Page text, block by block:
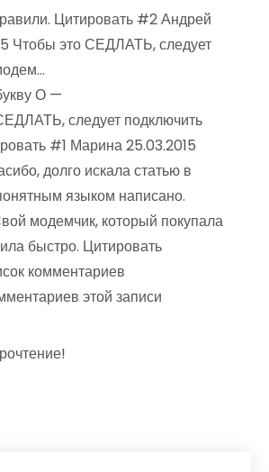
Цитировать #2 Андрей
Чтобы это СЕДЛАТЬ, следует
О —
следует подключить
#1 Марина 25.03.2015
долго искала статью в
языком написано.
модемчик, который покупала
быстро. Цитировать
комментариев
этой записи